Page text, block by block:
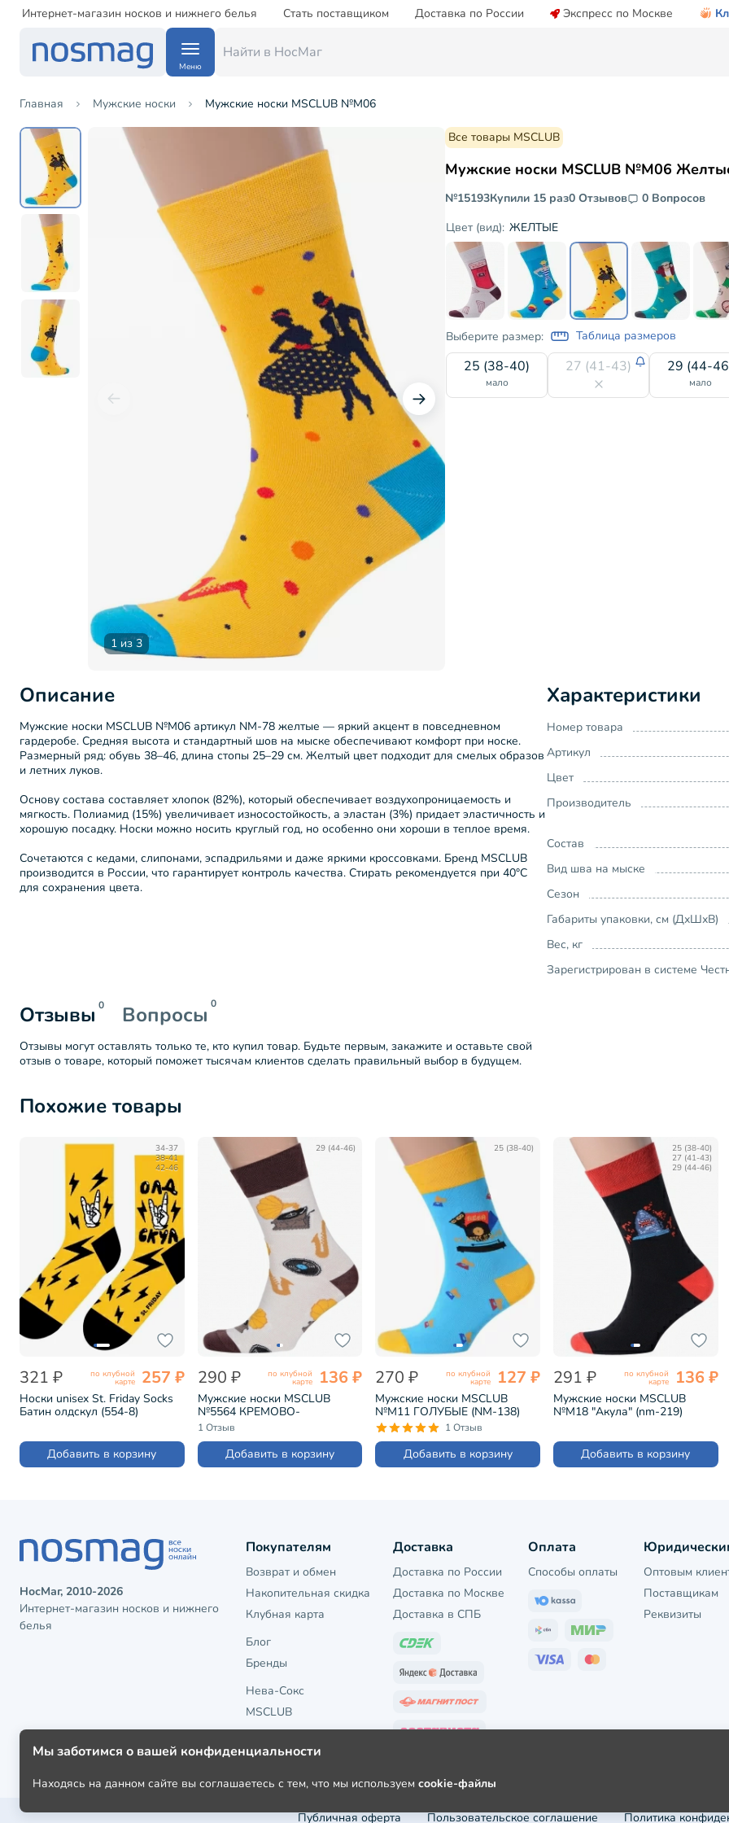
Интернет-магазин носков и нижнего белья Стать поставщиком Доставка по России Экспресс по Москве
Меню
Главная Мужские носки Мужские носки MSCLUB №М06
1 из 3
Все товары MSCLUB
Мужские носки MSCLUB №М06
№15193Купили 15 раз0 Отзывов
0 Вопросов
Цвет (вид): ЖЕЛТЫЕ
Выберите размер: Таблица размеров
25 (38-40)
мало
27 (41-43) 29 (44-
мало
Описание
Мужские носки MSCLUB №М06 артикул NM-78 желтые — яркий акцент в повседневном
гардеробе. Средняя высота и стандартный шов на мыске обеспечивают комфорт при носке.
Размерный ряд: обувь 38–46, длина стопы 25–29 см. Желтый цвет подходит для смелых образов
и летних луков.
Основу состава составляет хлопок (82%), который обеспечивает воздухопроницаемость и
мягкость. Полиамид (15%) увеличивает износостойкость, а эластан (3%) придает эластичность и
хорошую посадку. Носки можно носить круглый год, но особенно они хороши в теплое время.
Сочетаются с кедами, слипонами, эспадрильями и даже яркими кроссовками. Бренд MSCLUB
производится в России, что гарантирует контроль качества. Стирать рекомендуется при 40°C
для сохранения цвета.
Характеристики
Номер товара
Артикул
Цвет
Производитель
Состав
Вид шва на мыске
Сезон
Габариты упаковки, см (ДхШхВ)
Вес, кг
Зарегистрирован в системе
Отзывы 0 Вопросы 0
Отзывы могут оставлять только те, кто купил товар. Будьте первым, закажите и оставьте свой
отзыв о товаре, который поможет тысячам клиентов сделать правильный выбор в будущем.
Похожие товары
34-37
38-41
42-46
321 ₽ по клубной
карте 257 ₽
Носки unisex St. Friday Socks
Батин олдскул (554-8)
Добавить в корзину
29 (44-46)
290 ₽ по клубной
карте 136 ₽
Мужские носки MSCLUB
№5564 КРЕМОВО-
КОРИЧНЕВЫЕ (ВиМ-62Э)
1 Отзыв
Добавить в корзину
25 (38-40)
270 ₽ по клубной
карте 127 ₽
Мужские носки MSCLUB
№М11 ГОЛУБЫЕ (NM-138)
1 Отзыв
Добавить в корзину
25 (38-40)
27 (41-43)
29 (44-46)
291 ₽ по клубной
карте 136 ₽
Мужские носки MSCLUB
№М18 "Акула" (nm-219)
Добавить в корзину
НосМаг, 2010-2026
Интернет-магазин носков и нижнего
белья
Покупателям
Возврат и обмен
Накопительная скидка
Клубная карта
Блог
Бренды
Нева-Сокс
MSCLUB
Доставка
Доставка по России
Доставка по Москве
Доставка в СПБ
Оплата
Способы оплаты
Оптовым
Поставщикам
Реквизиты
Публичная оферта Пользовательское соглашение Политика
Мы заботимся о вашей конфиденциальности
Находясь на данном сайте вы соглашаетесь с тем, что мы используем cookie-файлы